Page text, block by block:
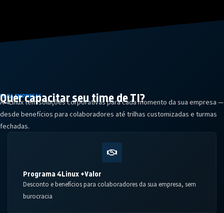
PARA EMPRESAS
Quer capacitar seutime de TI?
A 4Linux tem soluções corporativas para cada momento da sua empresa —
desde benefícios para colaboradores até trilhas customizadas e turmas
fechadas.
Programa 4Linux +Valor
Desconto e benefícios para colaboradores da sua empresa, sem
burocracia